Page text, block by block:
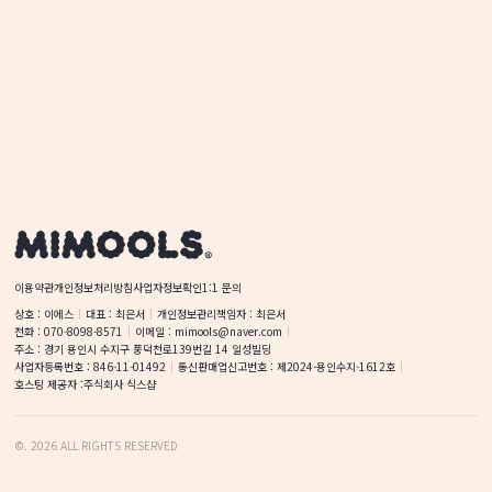
이용약관개인정보처리방침사업자정보확인1:1 문의
상호 : 이에스 대표 : 최은서 개인정보관리책임자 : 최은서
전화 : 070-8098-8571 이메일 : mimools@naver.com
주소 : 경기 용인시 수지구 풍덕천로139번길 14 일성빌딩
사업자등록번호 : 846-11-01492 통신판매업신고번호 : 제2024-용인수지-1612호
호스팅 제공자 :주식회사 식스샵
©. 2026 ALL RIGHTS RESERVED